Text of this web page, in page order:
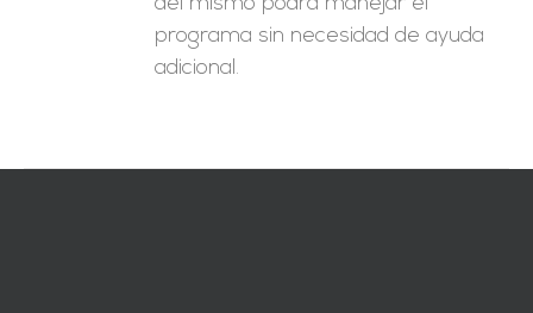
programa sin necesidad de ayuda
adicional.